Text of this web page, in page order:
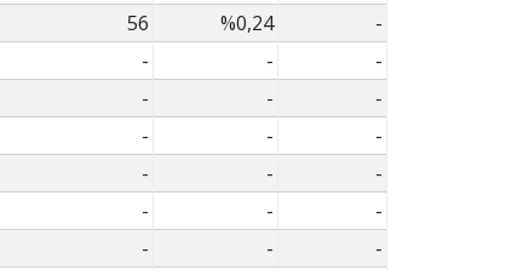
56 %0,24
-
- -
-
- -
-
- -
-
- -
-
- -
-
- -
-